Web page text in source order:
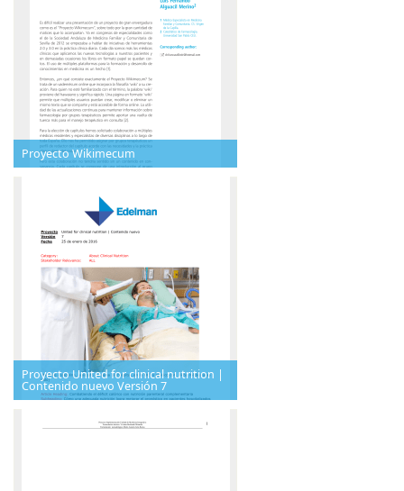
Proyecto Wikimecum
Proyecto United for clinical nutrition |
Contenido nuevo Versión 7